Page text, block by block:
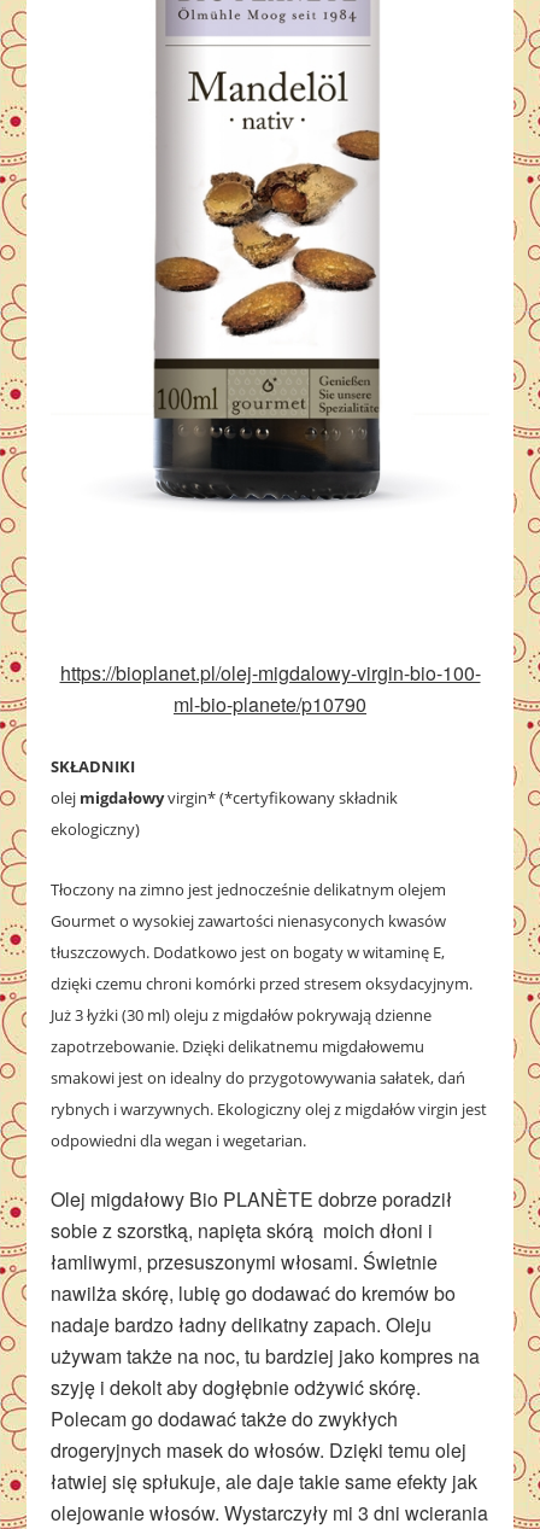
https://bioplanet.pl/olej-migdalowy-virgin-bio-100-
ml-bio-planete/p10790
SKŁADNIKI
olej migdałowyvirgin* (*certyfikowany składnik
ekologiczny)
Tłoczony na zimno jest jednocześnie delikatnym olejem
Gourmet o wysokiej zawartości nienasyconych kwasów
tłuszczowych. Dodatkowo jest on bogaty w witaminę E,
dzięki czemu chroni komórki przed stresem oksydacyjnym.
Już 3 łyżki (30 ml) oleju z migdałów pokrywają dzienne
zapotrzebowanie. Dzięki delikatnemu migdałowemu
smakowi jest on idealny do przygotowywania sałatek, dań
rybnych i warzywnych. Ekologiczny olej z migdałów virgin jest
odpowiedni dla wegan i wegetarian.
Olej migdałowy Bio PLANÈTE dobrze poradził
sobie z szorstką, napięta skórą moich dłoni i
łamliwymi, przesuszonymi włosami. Świetnie
nawilża skórę, lubię go dodawać do kremów bo
nadaje bardzo ładny delikatny zapach. Oleju
używam także na noc, tu bardziej jako kompres na
szyję i dekolt aby dogłębnie odżywić skórę.
Polecam go dodawać także do zwykłych
drogeryjnych masek do włosów. Dzięki temu olej
łatwiej się spłukuje, ale daje takie same efekty jak
olejowanie włosów. Wystarczyły mi 3 dni wcierania